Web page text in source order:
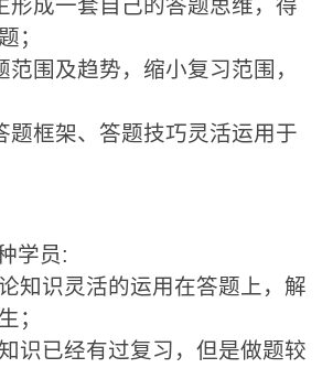
形成一套自己的答题思维，得
；
围及趋势，缩小复习范围，
题框架、答题技巧灵活运用于
学员:
知识灵活的运用在答题上，解
；
识已经有过复习，但是做题较